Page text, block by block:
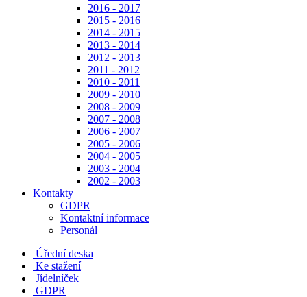
2016 - 2017
2015 - 2016
2014 - 2015
2013 - 2014
2012 - 2013
2011 - 2012
2010 - 2011
2009 - 2010
2008 - 2009
2007 - 2008
2006 - 2007
2005 - 2006
2004 - 2005
2003 - 2004
2002 - 2003
Kontakty
GDPR
Kontaktní informace
Personál
Úřední deska
Ke stažení
Jídelníček
GDPR